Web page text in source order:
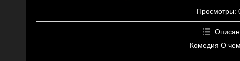
Просмотры:
Комедия О чем